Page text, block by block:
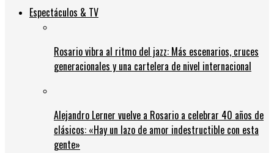
Espectáculos & TV
Rosario vibra al ritmo del jazz: Más escenarios, cruces
generacionales y una cartelera de nivel internacional
Alejandro Lerner vuelve a Rosario a celebrar 40 años de
clásicos: «Hay un lazo de amor indestructible con esta
gente»